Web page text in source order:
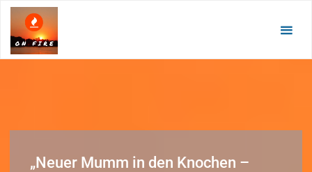
Zum
springen
„Neuer Mumm in den Knochen –